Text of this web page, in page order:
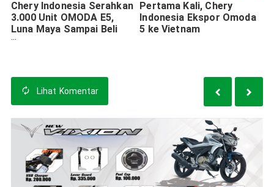
Chery Indonesia Serahkan
3.000 Unit OMODA E5,
Luna Maya Sampai Beli
Dua Kali
Pertama Kali, Chery
Indonesia Ekspor Omoda
5 ke Vietnam
Lihat Komentar